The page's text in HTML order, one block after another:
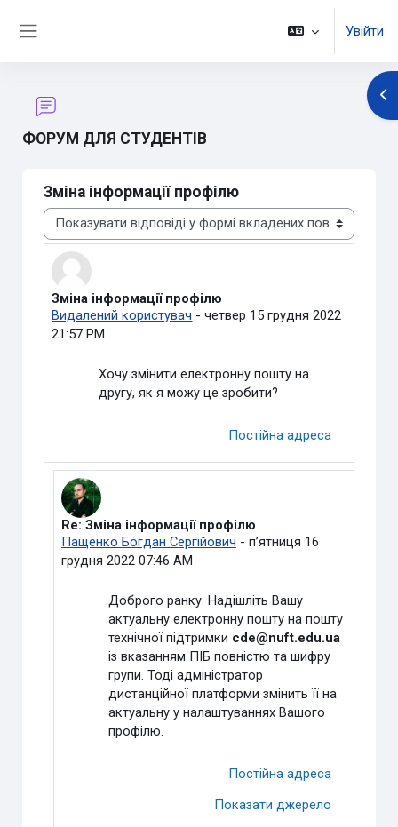
Увійти
ФОРУМ ДЛЯ СТУДЕНТІВ
Зміна інформації профілю
Тип показу
Зміна інформації профілю
Видалений користувач -четвер 15 грудня 2022
21:57 PM
Кількість відповідей: 1
Хочу змінити електронну пошту на
другу, як я можу це зробити?
Постійна адреса
У відповідь на Видалений користувач
Re: Зміна інформації профілю
Пащенко Богдан Сергійович - пʼятниця 16
грудня 2022 07:46 AM
Доброго ранку. Надішліть Вашу
актуальну електронну пошту на пошту
технічної підтримки cde@nuft.edu.ua
із вказанням ПІБ повністю та шифру
групи. Тоді адміністратор
дистанційної платформи змінить її на
актуальну у налаштуваннях Вашого
профілю.
Постійна адреса
Показати джерело